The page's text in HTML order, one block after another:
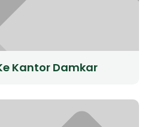
Kantor Damkar